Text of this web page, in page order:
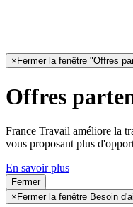
× Fermer la fenêtre "Offres
Offres
France Travail améliore la
vous proposant plus
En savoir plus
Fermer
× Fermer la fenêtre Besoin